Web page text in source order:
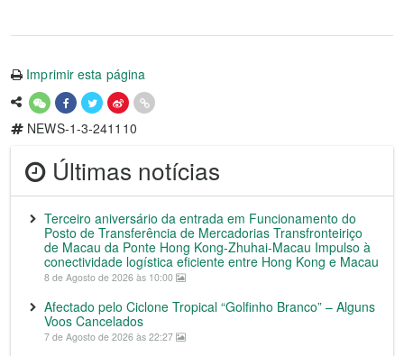
Imprimir esta página
NEWS-1-3-241110
Últimas notícias
Terceiro aniversário da entrada em Funcionamento do
Posto de Transferência de Mercadorias Transfronteiriço
de Macau da Ponte Hong Kong-Zhuhai-Macau Impulso à
conectividade logística eficiente entre Hong Kong e Macau
8 de Agosto de 2026 às 10:00
Afectado pelo Ciclone Tropical “Golfinho Branco” – Alguns
Voos Cancelados
7 de Agosto de 2026 às 22:27